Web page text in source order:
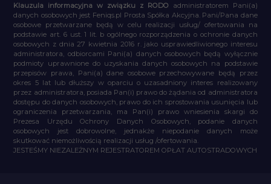
Klauzula informacyjna w związku z RODO administratorem Pani(a)
danych osobowych jest Feniqs.pl Prosta Spółka Akcyjna. Pani/Pana dane
osobowe przetwarzane będą w celu realizacji usług/ ofertowania na
podstawie art. 6 ust. 1 lit. b ogólnego rozporządzenia o ochronie danych
osobowych z dnia 27 kwietnia 2016 r. jako usprawiedliwionego interesu
administratora, odbiorcami Pani(a) danych osobowych będą wyłącznie
podmioty uprawnione do uzyskania danych osobowych na podstawie
przepisów prawa, Pani(a) dane osobowe przechowywane będą przez
okres 5 lat lub dłuższy w oparciu o uzasadniony interes realizowany
przez administratora, posiada Pan(i) prawo do żądania od administratora
dostępu do danych osobowych, prawo do ich sprostowania usunięcia lub
ograniczenia przetwarzania, ma Pan(i) prawo wniesienia skargi do
Prezesa Urzędu Ochrony Danych Osobowych, podanie danych
osobowych jest dobrowolne, jednakże niepodanie danych może
skutkować niemożliwością realizacji usług /ofertowania.
JESTEŚMY NIEZALEŻNYM REJESTRATOREM OPŁAT AUTOSTRADOWYCH